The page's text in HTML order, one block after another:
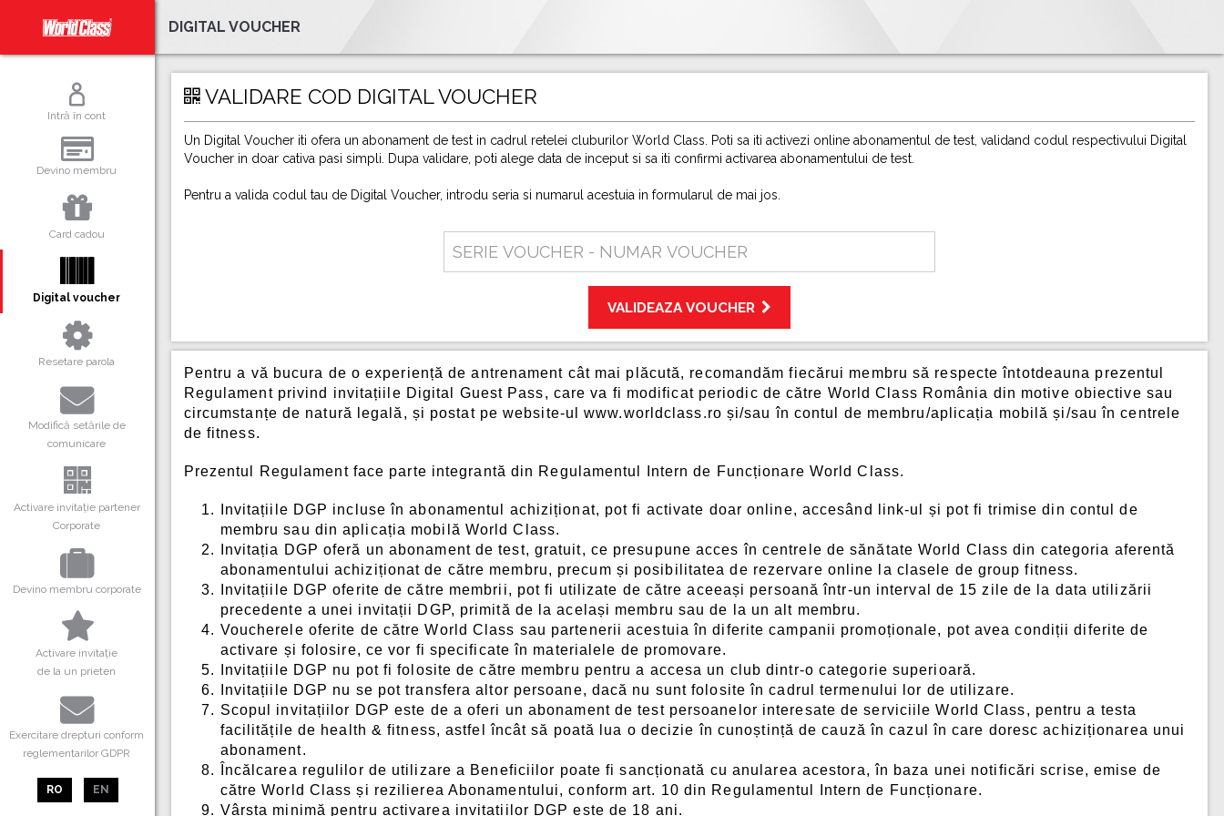
Intră în cont
Devino membru
Card cadou
Digital voucher
Resetare parola
Modifică setările de
comunicare
Activare invitație partener
Corporate
Devino membru corporate
Activare invitație
de la un prieten
Exercitare drepturi conform
reglementarilor GDPR
RO EN
DIGITAL VOUCHER
VALIDARE COD DIGITAL VOUCHER
Un Digital Voucher iti ofera un abonament de test in cadrul retelei cluburilor World Class. Poti sa iti activezi online abonamentul de test, validand codul respectivului Digital
Voucher in doar cativa pasi simpli. Dupa validare, poti alege data de inceput si sa iti confirmi activarea abonamentului de test.
Pentru a valida codul tau de Digital Voucher, introdu seria si numarul acestuia in formularul de mai jos.
voucher
-
VALIDEAZA VOUCHER
Pentru a vă bucura de o experiență de antrenament cât mai plăcută, recomandăm fiecărui membru să respecte întotdeauna prezentul
Regulament privind invitațiile Digital Guest Pass, care va fi modificat periodic de către World Class România din motive obiective sau
circumstanțe de natură legală, și postat pe website-ul www.worldclass.ro și/sau în contul de membru/aplicația mobilă și/sau în centrele
de fitness.
Prezentul Regulament face parte integrantă din Regulamentul Intern de Funcționare World Class.
Invitațiile DGP incluse în abonamentul achiziționat, pot fi activate doar online, accesând link-u
și pot fi trimise din contul de
membru sau din aplicația mobilă World Class.
Invitația DGP oferă un abonament de test, gratuit, ce presupune acces în centrele de sănătate World Class din categoria aferentă
abonamentului achiziționat de către membru, precum și posibilitatea de rezervare online la clasele de group fitness.
Invitațiile DGP oferite de către membrii, pot fi utilizate de către aceeași persoană într-un interval de 15 zile de la data utilizării
precedente a unei invitații DGP, primită de la același membru sau de la un alt membru.
Voucherele oferite de către World Class sau partenerii acestuia în diferite campanii promoționale, pot avea condiții diferite de
activare și folosire, ce vor fi specificate în materialele de promovare.
Invitațiile DGP nu pot fi folosite de către membru pentru a accesa un club dintr-o categorie superioară.
Invitațiile DGP nu se pot transfera altor persoane, dacă nu sunt folosite în cadrul termenului lor de utilizare.
Scopul invitațiilor DGP este de a oferi un abonament de test persoanelor interesate de serviciile World Class, pentru a testa
facilitățile de health & fitness, astfel încât să poată lua o decizie în cunoștință de cauză în cazul în care doresc achiziționarea unui
abonament.
Încălcarea regulilor de utilizare a Beneficiilor poate fi sancționată cu anularea acestora, în baza unei notificări scrise, emise de
către World Class și rezilierea Abonamentului, conform art. 10 din Regulamentul Intern de Funcționare.
Vârsta minimă pentru activarea invitațiilor DGP este de 18 ani.